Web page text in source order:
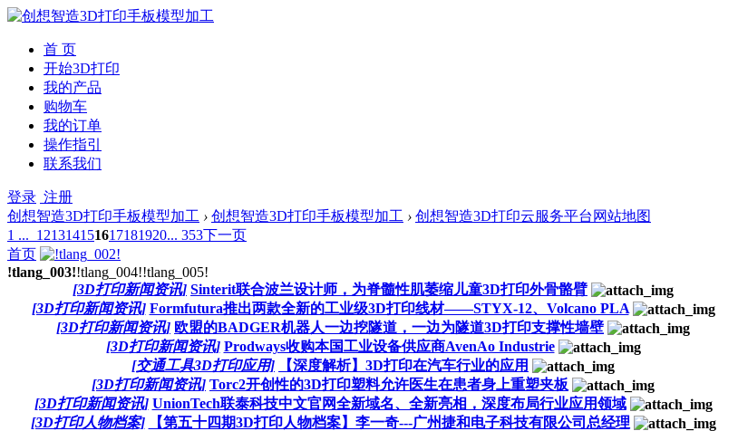
首 页
开始3D打印
我的产品
购物车
我的订单
操作指引
联系我们
登录 注册
创想智造3D打印手板模型加工 › 创想智造3D打印手板模型加工 › 创想智造3D打印云服务平台网站地图
1 ... 121314151617181920... 353下一页
首页
!tlang_003!!tlang_004!!tlang_005!
[3D打印新闻资讯] Sinterit联合波兰设计师，为脊髓性肌萎缩儿童3D打印外骨骼臂
[3D打印新闻资讯] Formfutura推出两款全新的工业级3D打印线材——STYX-12、Volcano PLA
[3D打印新闻资讯] 欧盟的BADGER机器人一边挖隧道，一边为隧道3D打印支撑性墙壁
[3D打印新闻资讯] Prodways收购本国工业设备供应商AvenAo Industrie
[交通工具3D打印应用]
【深度解析】3D打印在汽车行业的应用
[3D打印新闻资讯] Torc2开创性的3D打印塑料允许医生在患者身上重塑夹板
[3D打印新闻资讯] UnionTech联泰科技中文官网全新域名、全新亮相，深度布局行业应用领域
[3D打印人物档案]
【第五十四期3D打印人物档案】李一奇---广州捷和电子科技有限公司总经理